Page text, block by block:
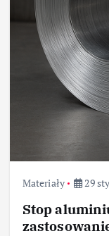
Materiały 29
Stop